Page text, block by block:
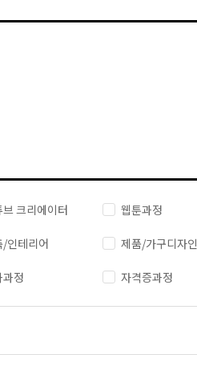
크리에이터 웹툰과정
/인테리어 제품/가구디자인
과정 자격증과정